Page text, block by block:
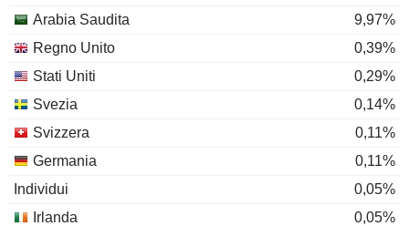
Arabia Saudita
9,97%
Regno Unito
0,39%
Stati Uniti
0,29%
Svezia
0,14%
Svizzera
0,11%
Germania
0,11%
Individui
0,05%
Irlanda
0,05%